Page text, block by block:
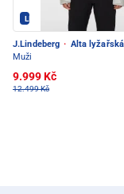
LINDEBERG - PEC POD
J.Lindeberg · Alta
Muži
9.999 Kč
12.499 Kč